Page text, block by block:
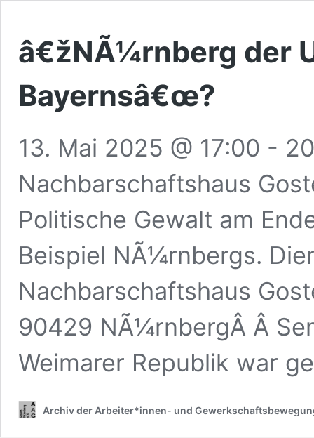
â€žNÃ¼rnberg der
Bayernsâ€œ?
13. Mai 2025 @ 17:00 -
Nachbarschaftshaus
Politische Gewalt am
Beispiel NÃ¼rnbergs.
Nachbarschaftshaus
90429 NÃ¼rnbergÂ Â
Weimarer Republik war
Archiv der Arbeiter*innen- und